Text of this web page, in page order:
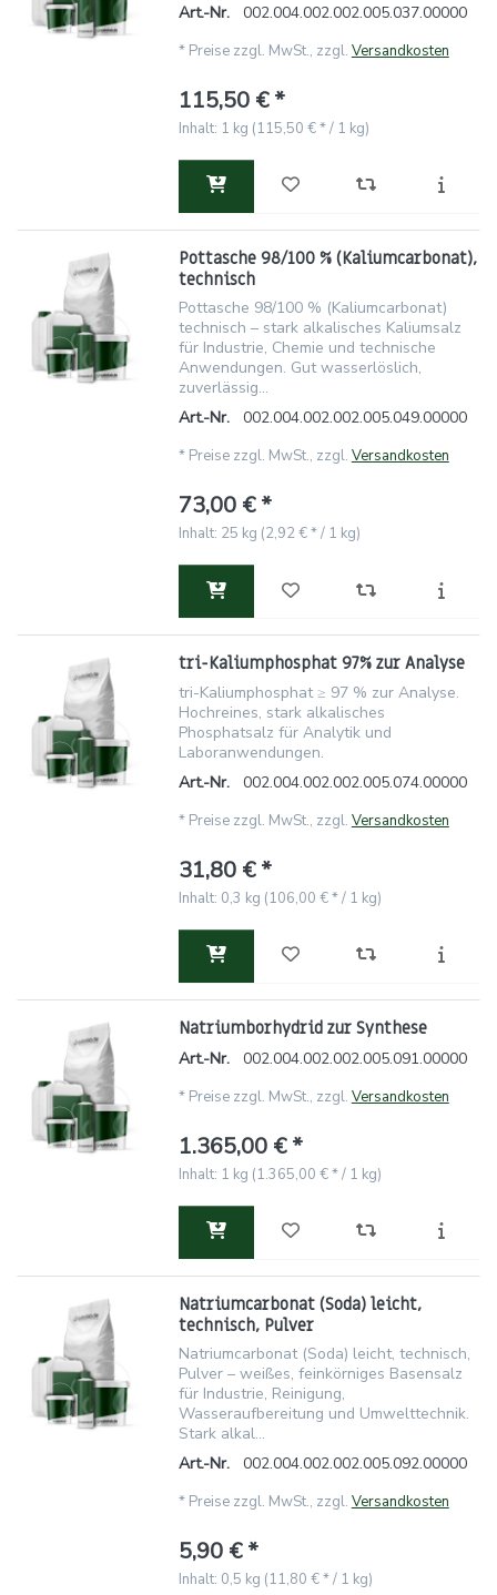
Art.-Nr.
002.004.002.002.005.037.00000
* Preise zzgl. MwSt., zzgl. Versandkosten
115,50 € *
Inhalt: 1 kg (115,50 € * / 1 kg)
Pottasche 98/100 % (Kaliumcarbonat),
technisch
Pottasche 98/100 % (Kaliumcarbonat)
technisch – stark alkalisches Kaliumsalz
für Industrie, Chemie und technische
Anwendungen. Gut wasserlöslich,
zuverlässig...
Art.-Nr.
002.004.002.002.005.049.00000
* Preise zzgl. MwSt., zzgl. Versandkosten
73,00 € *
Inhalt: 25 kg (2,92 € * / 1 kg)
tri-Kaliumphosphat 97% zur Analyse
tri-Kaliumphosphat ≥ 97 % zur Analyse.
Hochreines, stark alkalisches
Phosphatsalz für Analytik und
Laboranwendungen.
Art.-Nr.
002.004.002.002.005.074.00000
* Preise zzgl. MwSt., zzgl. Versandkosten
31,80 € *
Inhalt: 0,3 kg (106,00 € * / 1 kg)
Natriumborhydrid zur Synthese
Art.-Nr. 002.004.002.002.005.091.00000
* Preise zzgl. MwSt., zzgl. Versandkosten
1.365,00 € *
Inhalt: 1 kg (1.365,00 € * / 1 kg)
Natriumcarbonat (Soda) leicht,
technisch, Pulver
Natriumcarbonat (Soda) leicht, technisch,
Pulver – weißes, feinkörniges Basensalz
für Industrie, Reinigung,
Wasseraufbereitung und Umwelttechnik.
Stark alkal...
Art.-Nr.
002.004.002.002.005.092.00000
* Preise zzgl. MwSt., zzgl. Versandkosten
5,90 € *
Inhalt: 0,5 kg (11,80 € * / 1 kg)